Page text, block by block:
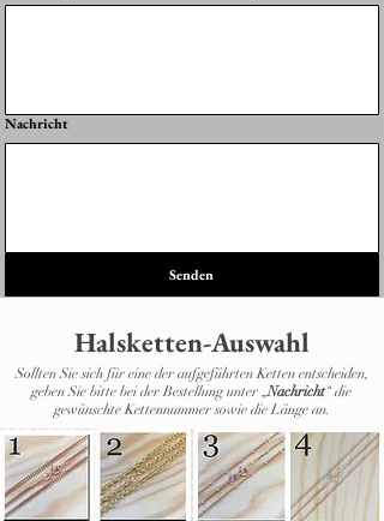
Nachricht
Senden
Halsketten-Auswahl
Sollten Sie sich für eine der aufgeführten Ketten entscheiden,
geben Sie bitte bei der Bestellung unter „Nachricht“ die
gewünschte Kettennummer sowie die Länge an.